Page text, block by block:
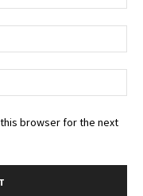
browser for the next